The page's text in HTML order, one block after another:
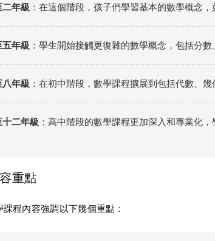
年級 ：在這個階段，孩子們學習基本的數學概念
年級 ：學生開始接觸更復雜的數學概念，包括分
年級 ：在初中階段，數學課程擴展到包括代數、幾
二年級 ：高中階段的數學課程更加深入和專業化
重點
程內容強調以下幾個重點：